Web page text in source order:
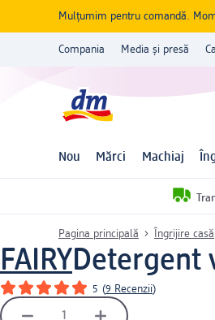
Mulțumim pentru comandă.
Compania Media și presă
Nou Mărci Machiaj
Pagina principală Îngrijire casă
FAIRYDetergent
5 (9 Recenzii)